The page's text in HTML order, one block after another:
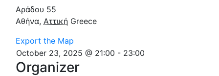
Αράδου 55
Αθήνα, Αττική Greece
Export the Map
October 23, 2025 @ 21:00 - 23:00
Organizer